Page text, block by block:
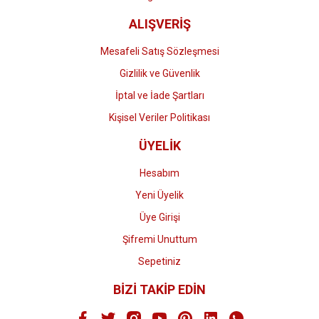
ALIŞVERİŞ
Mesafeli Satış Sözleşmesi
Gizlilik ve Güvenlik
İptal ve İade Şartları
Kişisel Veriler Politikası
ÜYELİK
Hesabım
Yeni Üyelik
Üye Girişi
Şifremi Unuttum
Sepetiniz
BİZİ TAKİP EDİN